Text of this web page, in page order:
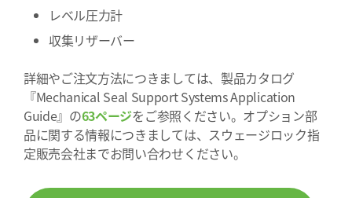
レベル圧力計
収集リザーバー
詳細やご注文方法につきましては、製品カタログ
『Mechanical Seal Support Systems Application
Guide』の63ページをご参照ください。オプション部
品に関する情報につきましては、スウェージロック指
定販売会社までお問い合わせください。